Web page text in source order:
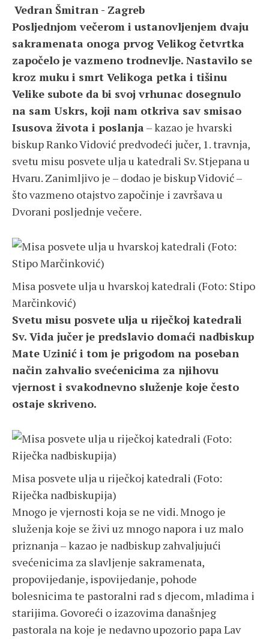
Vedran Šmitran - Zagreb
Posljednjom večerom i ustanovljenjem dvaju
sakramenata onoga prvog Velikog četvrtka
započelo je vazmeno trodnevlje. Nastavilo se
kroz muku i smrt Velikoga petka i tišinu
Velike subote da bi svoj vrhunac dosegnulo
na sam Uskrs, koji nam otkriva sav smisao
Isusova života i poslanja – kazao je hvarski
biskup Ranko Vidović predvodeći jučer, 1. travnja,
svetu misu posvete ulja u katedrali Sv. Stjepana u
Hvaru. Zanimljivo je – dodao je biskup Vidović –
što vazmeno otajstvo započinje i završava u
Dvorani posljednje večere.
Misa posvete ulja u hvarskoj katedrali (Foto: Stipo
Marčinković)
Svetu misu posvete ulja u riječkoj katedrali
Sv. Vida jučer je predslavio domaći nadbiskup
Mate Uzinić i tom je prigodom na poseban
način zahvalio svećenicima za njihovu
vjernost i svakodnevno služenje koje često
ostaje skriveno.
Misa posvete ulja u riječkoj katedrali (Foto:
Riječka nadbiskupija)
Mnogo je vjernosti koja se ne vidi. Mnogo je
služenja koje se živi uz mnogo napora i uz malo
priznanja – kazao je nadbiskup zahvaljujući
svećenicima za slavljenje sakramenata,
propovijedanje, ispovijedanje, pohode
bolesnicima te pastoralni rad s djecom, mladima i
starijima. Govoreći o izazovima današnjeg
pastorala na koje je nedavno upozorio papa Lav